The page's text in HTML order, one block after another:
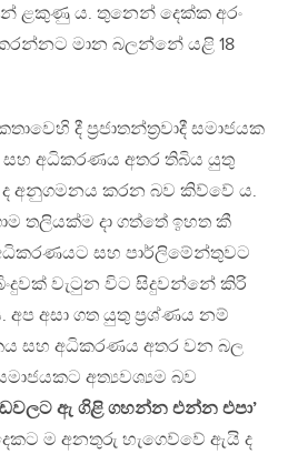
ළකුණු ය. තුනෙන් දෙක්ක අරං
මාන බලන්නේ යළි 18
දී ප්‍රජාතන්ත්‍රවාදී සමාජයක
සහ අධිකරණය අතර තිබිය යුතු
අනුගමනය කරන බව කිව්වේ ය.
තලියක්ම දා ගත්තේ ඉහත කී
සහ පාර්ලිමේන්තුවට
වැටුන විට සිදුවන්නේ කිරි
අසා ගත යුතු ප්‍රශ්ණය නම්
සහ අධිකරණය අතර වන බල
අත්‍යවශ්‍යම බව
ඇ ගිළි ගහන්න එන්න එපා’
ම අනතුරු හැගෙව්වේ ඇයි ද